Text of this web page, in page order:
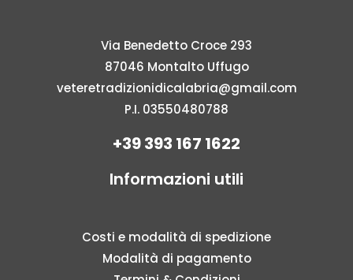
Via Benedetto Croce 293
87046 Montalto Uffugo
veteretradizionidicalabria@gmail.com
P.I. 03550480788
+39 393 167 1622
Informazioni utili
Costi e modalità di spedizione
Modalità di pagamento